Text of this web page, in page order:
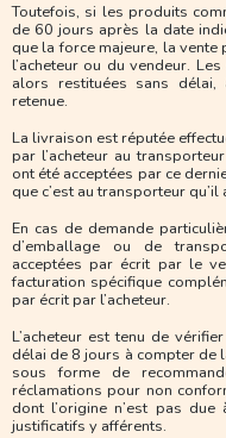
Toutefois, si les produits
de 60 jours après la date
que la force majeure, la
l’acheteur ou du vendeur.
alors restituées sans délai,
retenue.
La livraison est réputée
par l’acheteur au
ont été acceptées par ce
que c’est au transporteur
En cas de demande
d’emballage ou de
acceptées par écrit par le
facturation spécifique
par écrit par l’acheteur.
L’acheteur est tenu de
délai de 8 jours à compter
sous forme de
réclamations pour non
dont l’origine n’est pas
justificatifs y afférents.